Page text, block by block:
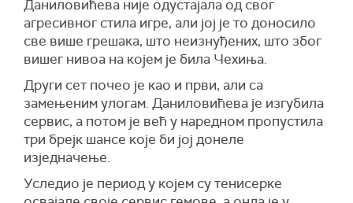
Даниловићева није одустајала од свог
агресивног стила игре, али јој је то доносило
све више грешака, што неизнуђених, што због
вишег нивоа на којем је била Чехиња.
Други сет почео је као и први, али са
замењеним улогам. Даниловићева је изгубила
сервис, а потом је већ у наредном пропустила
три брејк шансе које би јој донеле
изједначење.
Уследио је период у којем су тенисерке